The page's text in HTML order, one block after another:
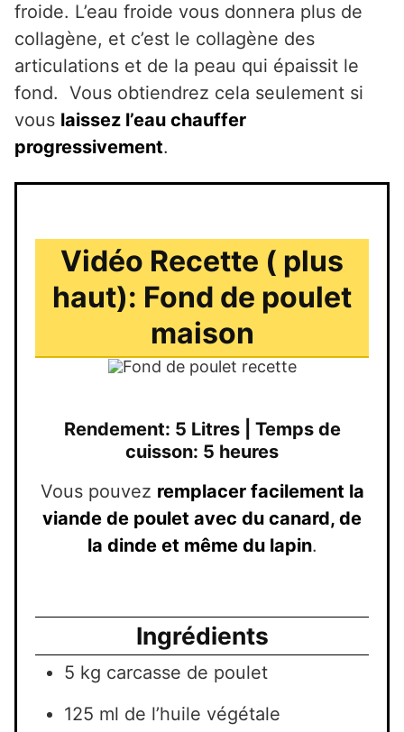
froide. L’eau froide vous donnera plus de
collagène, et c’est le collagène des
articulations et de la peau qui épaissit le
fond. Vous obtiendrez cela seulement si
vous laissez l’eau chauffer
progressivement.
Vidéo Recette ( plus
haut): Fond de poulet
maison
Rendement: 5 Litres | Temps de
cuisson: 5 heures
Vous pouvez remplacer facilement la
viande de poulet avec du canard, de
la dinde et même du lapin.
Ingrédients
5 kg carcasse de poulet
125 ml de l’huile végétale